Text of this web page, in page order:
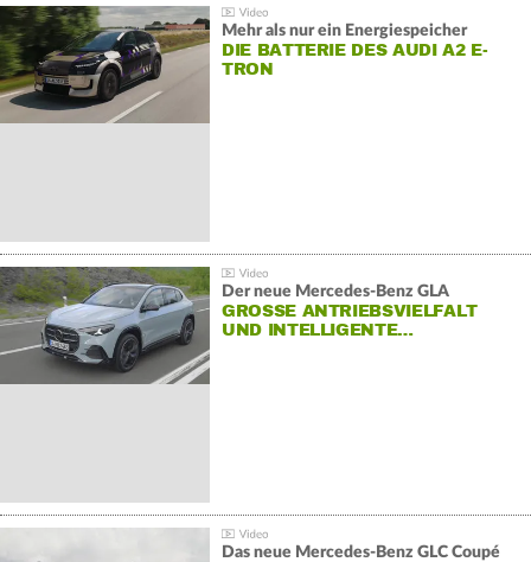
Mehr als nur ein Energiespeicher
DIE BATTERIE DES AUDI A2 E-
TRON
Der neue Mercedes-Benz GLA
GROSSE ANTRIEBSVIELFALT U
ND INTELLIGENTE…
Das neue Mercedes-Benz GLC Coupé